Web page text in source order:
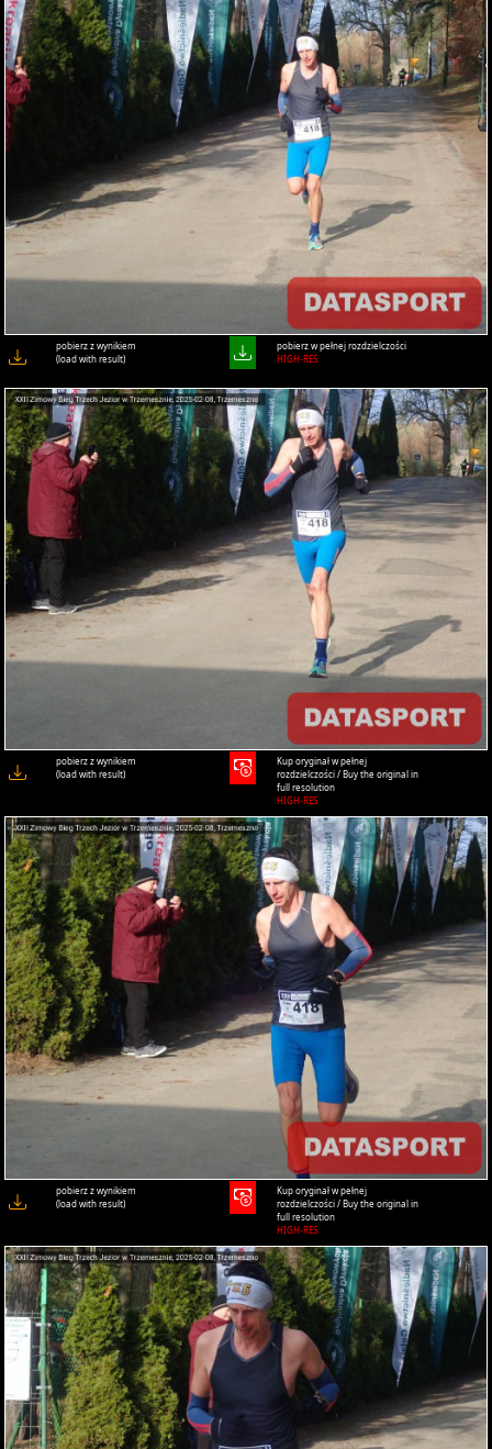
pobierz z wynikiem
(load with result)
pobierz w pełnej rozdzielczości
HIGH-RES
pobierz z wynikiem
(load with result)
Kup oryginał w pełnej
rozdzielczości / Buy the original in
full resolution
HIGH-RES
pobierz z wynikiem
(load with result)
Kup oryginał w pełnej
rozdzielczości / Buy the original in
full resolution
HIGH-RES